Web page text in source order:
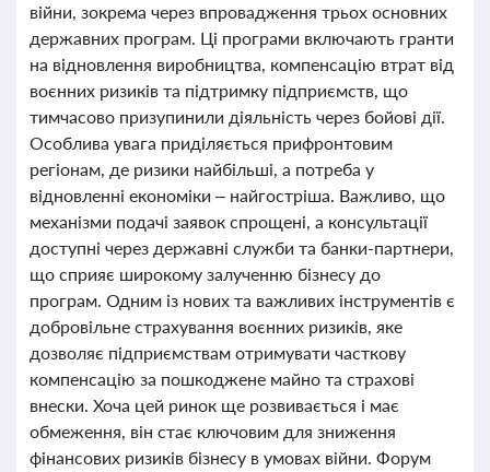
війни, зокрема через впровадження трьох основних
державних програм. Ці програми включають гранти
на відновлення виробництва, компенсацію втрат від
воєнних ризиків та підтримку підприємств, що
тимчасово призупинили діяльність через бойові дії.
Особлива увага приділяється прифронтовим
регіонам, де ризики найбільші, а потреба у
відновленні економіки – найгостріша. Важливо, що
механізми подачі заявок спрощені, а консультації
доступні через державні служби та банки-партнери,
що сприяє широкому залученню бізнесу до
програм. Одним із нових та важливих інструментів є
добровільне страхування воєнних ризиків, яке
дозволяє підприємствам отримувати часткову
компенсацію за пошкоджене майно та страхові
внески. Хоча цей ринок ще розвивається і має
обмеження, він стає ключовим для зниження
фінансових ризиків бізнесу в умовах війни. Форум